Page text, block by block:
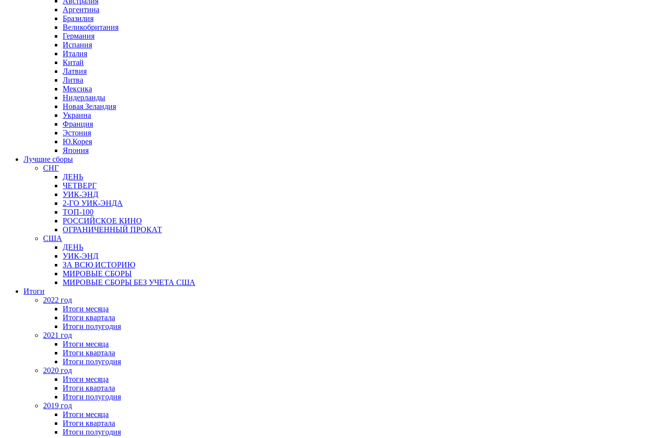
Аргентина
Бразилия
Великобритания
Германия
Испания
Италия
Китай
Латвия
Литва
Мексика
Нидерланды
Новая Зеландия
Украина
Франция
Эстония
Ю.Корея
Япония
Лучшие сборы
СНГ
ДЕНЬ
ЧЕТВЕРГ
УИК-ЭНД
2-ГО УИК-ЭНДА
ТОП-100
РОССИЙСКОЕ КИНО
ОГРАНИЧЕННЫЙ ПРОКАТ
США
ДЕНЬ
УИК-ЭНД
ЗА ВСЮ ИСТОРИЮ
МИРОВЫЕ СБОРЫ
МИРОВЫЕ СБОРЫ БЕЗ УЧЕТА США
Итоги
2022 год
Итоги месяца
Итоги квартала
Итоги полугодия
2021 год
Итоги месяца
Итоги квартала
Итоги полугодия
2020 год
Итоги месяца
Итоги квартала
Итоги полугодия
2019 год
Итоги месяца
Итоги квартала
Итоги полугодия